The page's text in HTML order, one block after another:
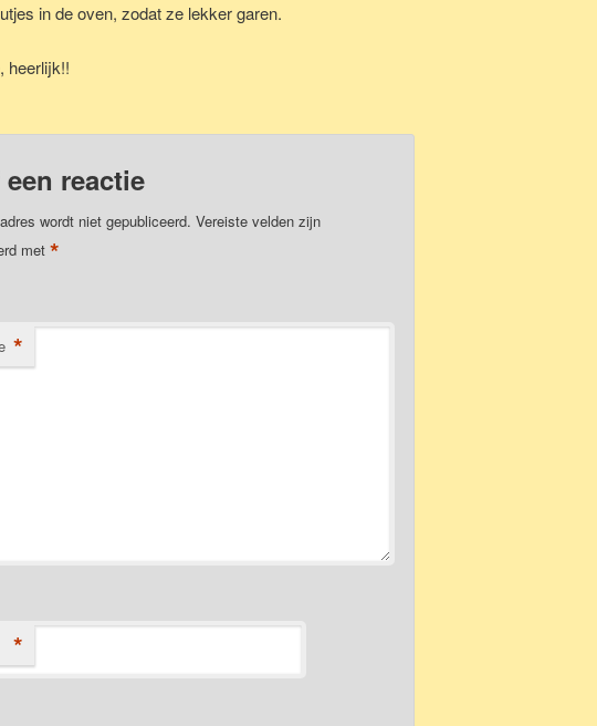
in de oven, zodat ze lekker garen.
heerlijk!!
een reactie
wordt niet gepubliceerd. Vereiste velden zijn
met *
*
*